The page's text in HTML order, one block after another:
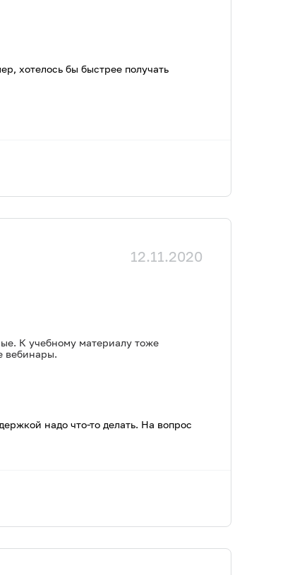
хотелось бы быстрее получать
12.11.2020
К учебному материалу тоже
вебинары.
надо что-то делать. На вопрос